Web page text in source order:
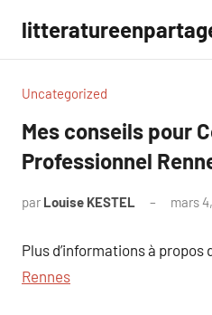
contenu
Uncategorized
Mes conseils pour
Professionnel
par Louise KESTEL mars
Plus d’informations à propos
Rennes